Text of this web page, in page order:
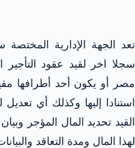
تعد الجهة الإدارية
سجلا اخر لقيد عقود التأجير
مصر أو يكون أحد أطرافها
استنادا إليها وكذلك أي
القيد تحديد المال المؤجر
لهذا المال ومدة التعاقد